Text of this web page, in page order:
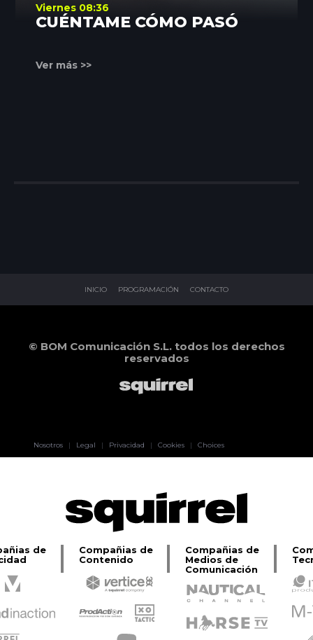
Viernes 08:36
CUÉNTAME CÓMO PASÓ
Ver más >>
INICIO PROGRAMACIÓN CONTACTO
© BOM Comunicación S.L. todos los derechos
reservados
Nosotros | Legal | Privacidad | Cookies | Choices
de
Compañias de
Contenido
Compañias de
Medios de
Comunicación